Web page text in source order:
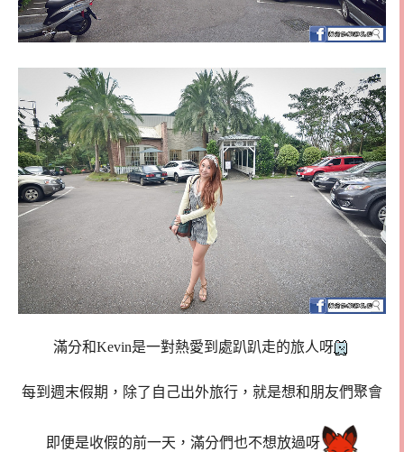
滿分和Kevin是一對熱愛到處趴趴走的旅人呀
每到週末假期，除了自己出外旅行，就是想和朋友們聚會
即便是收假的前一天，滿分們也不想放過呀